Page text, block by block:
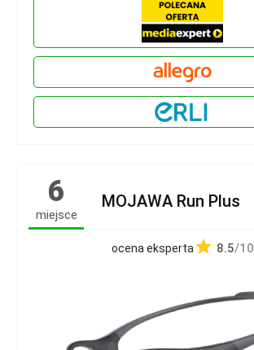
6
miejsce
MOJAWA Run Plus
ocena eksperta 8.5/10